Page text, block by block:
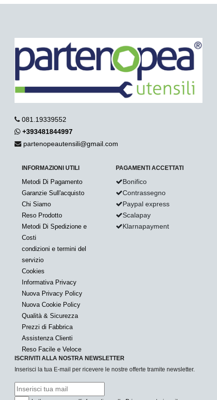
081.19339552
+393481844997
partenopeautensili@gmail.com
INFORMAZIONI UTILI
Metodi Di Pagamento
Garanzie Sull'acquisto
Chi Siamo
Reso Prodotto
Metodi Di Spedizione e
Costi
condizioni e termini del
servizio
Cookies
Informativa Privacy
Nuova Privacy Policy
Nuova Cookie Policy
Qualità & Sicurezza
Prezzi di Fabbrica
Assistenza Clienti
Reso Facile e Veloce
PAGAMENTI ACCETTATI
Bonifico
Contrassegno
Paypal express
Scalapay
Klarnapayment
ISCRIVITI ALLA NOSTRA NEWSLETTER
Inserisci la tua E-mail per ricevere le nostre offerte tramite newsletter.